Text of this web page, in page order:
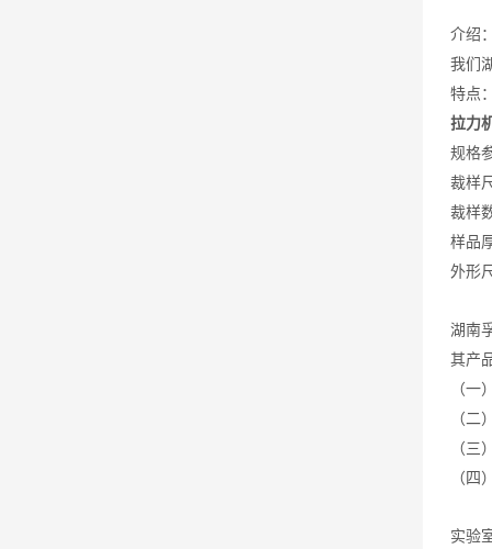
介绍
我们
特点
拉力
规格
裁样
裁样
样品
外形
湖南
其产
（一
（二
（三
（四
实验